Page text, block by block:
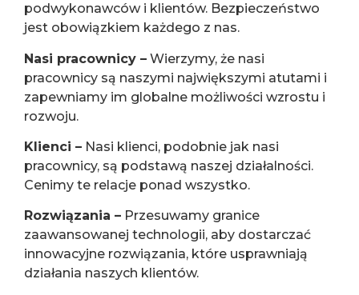
podwykonawców i klientów. Bezpieczeństwo
jest obowiązkiem każdego z nas.
Nasi pracownicy – Wierzymy, że nasi
pracownicy są naszymi największymi atutami i
zapewniamy im globalne możliwości wzrostu i
rozwoju.
Klienci – Nasi klienci, podobnie jak nasi
pracownicy, są podstawą naszej działalności.
Cenimy te relacje ponad wszystko.
Rozwiązania – Przesuwamy granice
zaawansowanej technologii, aby dostarczać
innowacyjne rozwiązania, które usprawniają
działania naszych klientów.